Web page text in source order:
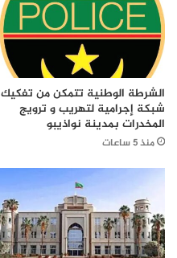
الشرطة الوطنية تتمكن من تفكيك
شبكة إجرامية لتهريب و ترويج
المخدرات بمدينة نواذيبو
منذ 5 ساعات